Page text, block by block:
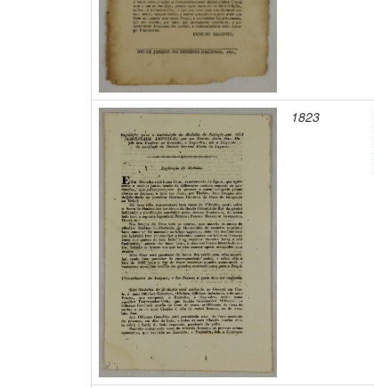
1823